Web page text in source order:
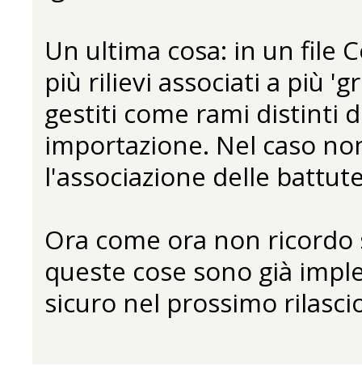
Un ultima cosa: in un file
più rilievi associati a più
gestiti come rami distinti
importazione. Nel caso
l'associazione delle
Ora come ora non
queste cose sono già
sicuro nel prossimo